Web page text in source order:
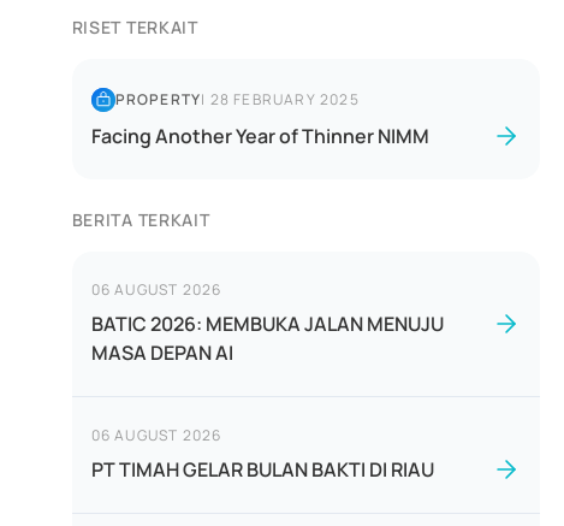
RISET TERKAIT
PROPERTY| 28 FEBRUARY 2025
Facing Another Year of Thinner NIMM
BERITA TERKAIT
06 AUGUST 2026
BATIC 2026: MEMBUKA JALAN MENUJU
MASA DEPAN AI
06 AUGUST 2026
PT TIMAH GELAR BULAN BAKTI DI RIAU